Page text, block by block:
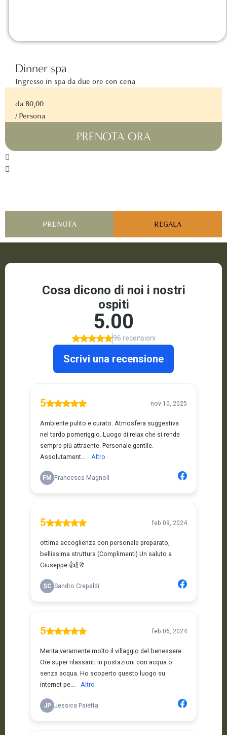
Dinner spa
Ingresso in spa da due ore con cena
da 80,00
/ Persona
PRENOTA ORA
PRENOTA REGALA